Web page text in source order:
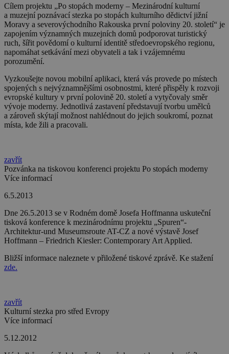
Cílem projektu „Po stopách moderny – Mezinárodní kulturní
a muzejní poznávací stezka po stopách kulturního dědictví jižní
Moravy a severovýchodního Rakouska první poloviny 20. století“ je
zapojením významných muzejních domů podporovat turistický
ruch, šířit povědomí o kulturní identitě středoevropského regionu,
napomáhat setkávání mezi obyvateli a tak i vzájemnému
porozumění.
Vyzkoušejte novou mobilní aplikaci, která vás provede po místech
spojených s nejvýznamnějšími osobnostmi, které přispěly k rozvoji
evropské kultury v první polovině 20. století a vytyčovaly směr
vývoje moderny. Jednotlivá zastavení představují tvorbu umělců
a zároveň skýtají možnost nahlédnout do jejich soukromí, poznat
místa, kde žili a pracovali.
zavřít
Pozvánka na tiskovou konferenci projektu Po stopách moderny
Více informací
6.5.2013
Dne 26.5.2013 se v Rodném domě Josefa Hoffmanna uskuteční
tisková konference k mezinárodnímu projektu „Spuren“-
Architektur-und Museumsroute AT-CZ a nové výstavě Josef
Hoffmann – Friedrich Kiesler: Contemporary Art Applied.
Bližší informace naleznete v přiložené tiskové zprávě. Ke stažení
zde.
zavřít
Kulturní stezka pro střed Evropy
Více informací
5.12.2012